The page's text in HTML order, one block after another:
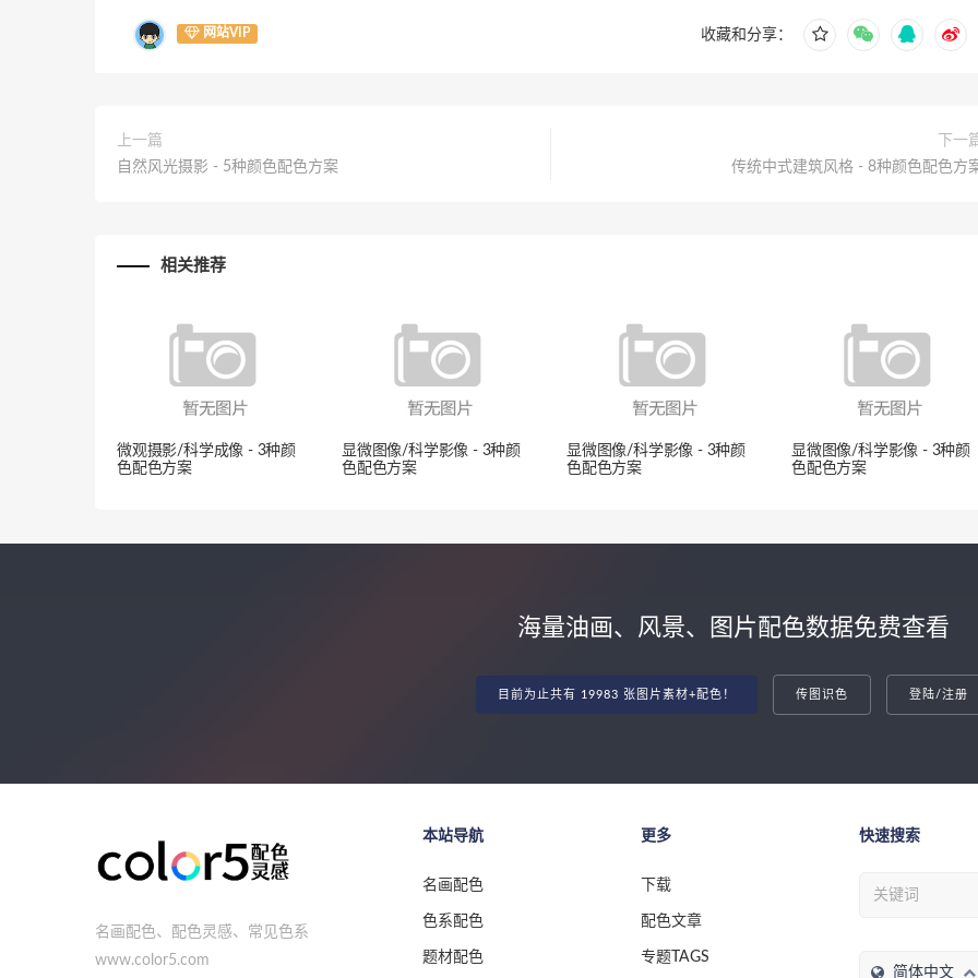
网站VIP 收藏和分享：
上一篇
自然风光摄影 - 5种颜色配色方案
下一
传统中式建筑风格 - 8种颜色配色方
相关推荐
微观摄影/科学成像 - 3种颜
色配色方案
显微图像/科学影像 - 3种颜
色配色方案
显微图像/科学影像 - 3种颜
色配色方案
显微图像/科学影像 - 3种颜
色配色方案
海量油画、风景、图片配色数据免费查看
目前为止共有 19983 张图片素材+配色！ 传图识色 登陆/注册
名画配色、配色灵感、常见色系
www.color5.com
本站导航
名画配色
色系配色
题材配色
更多
下载
配色文章
专题TAGS
快速搜索
简体中文